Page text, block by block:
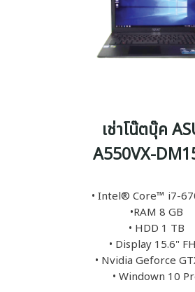
เช่าโน๊ตบุ๊ค
A550VX-
• Intel® Core™ i7-
•RAM 8 GB
• HDD 1 TB
• Display 15.6"
• Nvidia Geforce
• Windown 10